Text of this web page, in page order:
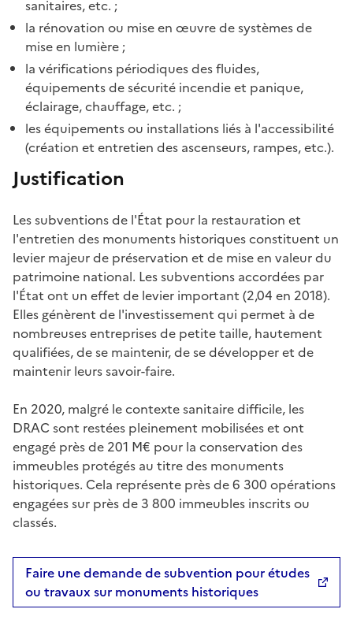
sanitaires, etc. ;
la rénovation ou mise en œuvre de systèmes de
mise en lumière ;
la vérifications périodiques des fluides,
équipements de sécurité incendie et panique,
éclairage, chauffage, etc. ;
les équipements ou installations liés à l'accessibilité
(création et entretien des ascenseurs, rampes, etc.).
Justification
Les subventions de l'État pour la restauration et
l'entretien des monuments historiques constituent un
levier majeur de préservation et de mise en valeur du
patrimoine national. Les subventions accordées par
l'État ont un effet de levier important (2,04 en 2018).
Elles génèrent de l'investissement qui permet à de
nombreuses entreprises de petite taille, hautement
qualifiées, de se maintenir, de se développer et de
maintenir leurs savoir-faire.
En 2020, malgré le contexte sanitaire difficile, les
DRAC sont restées pleinement mobilisées et ont
engagé près de 201 M€ pour la conservation des
immeubles protégés au titre des monuments
historiques. Cela représente près de 6 300 opérations
engagées sur près de 3 800 immeubles inscrits ou
classés.
Faire une demande de subvention pour études
ou travaux sur monuments historiques